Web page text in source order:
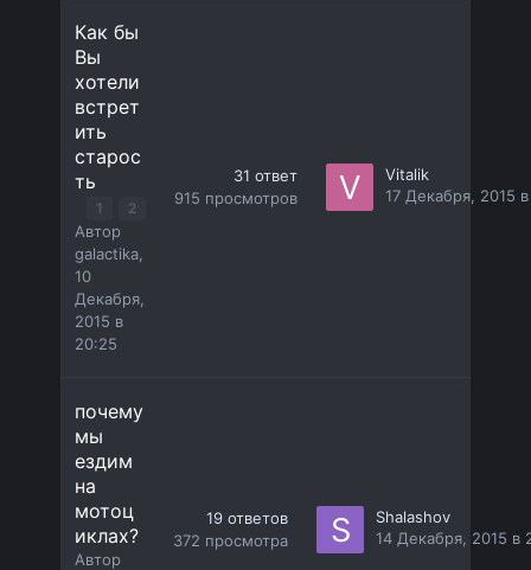
Как бы
Вы
хотели
встрет
ить
старос
ть
1 2
Автор
galactika
10
Декабря,
2015 в
20:25
31 ответ
915 просмотров
Vitalik
17 Декабря, 2015
почему
мы
ездим
на
мотоц
иклах?
Автор
19 ответов
372 просмотра
Shalashov
14 Декабря, 2015 в